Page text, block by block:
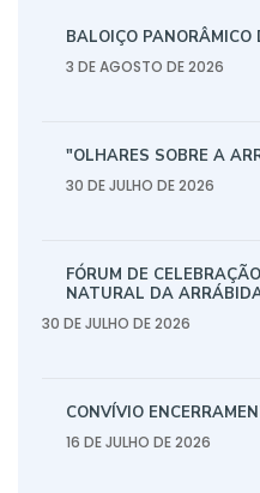
BALOIÇO PANORÂMICO
3 DE AGOSTO DE 2026
"OLHARES SOBRE A
30 DE JULHO DE 2026
FÓRUM DE
NATURAL DA
30 DE JULHO DE 2026
CONVÍVIO
16 DE JULHO DE 2026